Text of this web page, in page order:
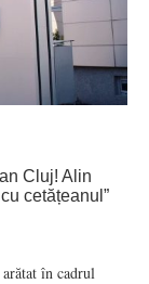
Cluj! Alin
cetățeanul”
în cadrul